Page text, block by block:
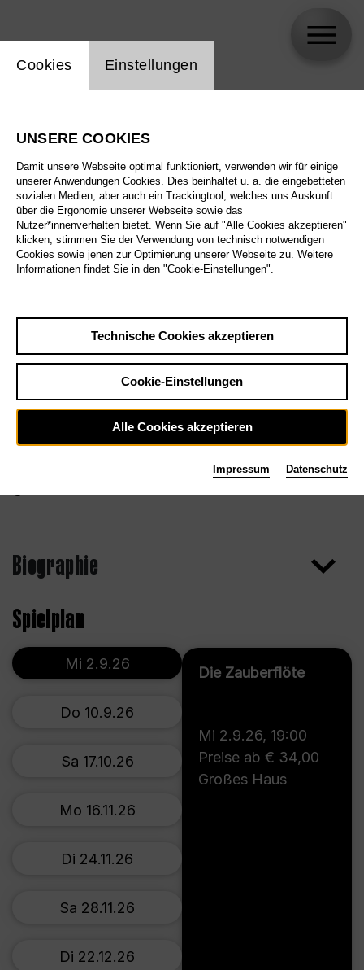
Biographie
Spielplan
Die Zauberflöte
Mi 2.9.26, 19:00
Preise ab € 34,00
Großes Haus
Mi 2.9.26
Do 10.9.26
Sa 17.10.26
Mo 16.11.26
Di 24.11.26
Sa 28.11.26
Di 22.12.26
Einstellung Website Cookie
Cookies Einstellungen
UNSERE COOKIES
Damit unsere Webseite optimal funktioniert, verwenden wir für einige
unserer Anwendungen Cookies. Dies beinhaltet u. a. die eingebetteten
sozialen Medien, aber auch ein Trackingtool, welches uns Auskunft
über die Ergonomie unserer Webseite sowie das
Nutzer*innenverhalten bietet. Wenn Sie auf "Alle Cookies akzeptieren"
klicken, stimmen Sie der Verwendung von technisch notwendigen
Cookies sowie jenen zur Optimierung unserer Webseite zu. Weitere
Informationen findet Sie in den "Cookie-Einstellungen".
Technische Cookies akzeptieren
Cookie-Einstellungen
Alle Cookies akzeptieren
Impressum Datenschutz